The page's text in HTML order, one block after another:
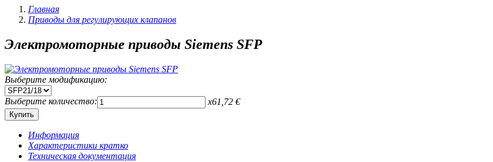
Главная
Приводы для регулирующих клапанов
Электромоторные приводы Siemens SFP
Выберите модификацию:
Выберите количество: x61,72 €
Информация
Характеристики кратко
Техническая документация